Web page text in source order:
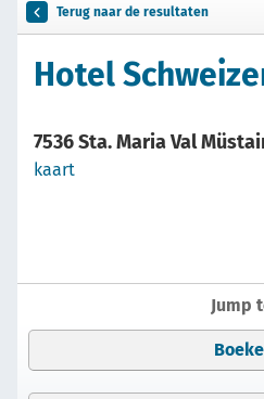
Terug naar de resultaten
Hotel
7536 Sta. Maria Val
kaart
Jump